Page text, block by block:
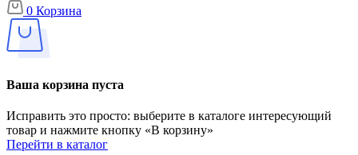
0 Корзина
Ваша корзина пуста
Исправить это просто: выберите в каталоге интересующий
товар и нажмите кнопку «В корзину»
Перейти в каталог